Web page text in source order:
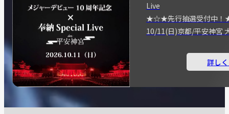
Live
★☆★先行抽選受付中
10/11(日)京都/平安神宮
詳し